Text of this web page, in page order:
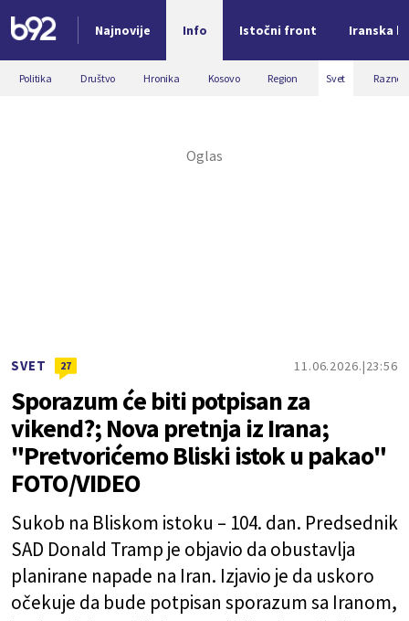
Najnovije Info Istočni front Iranska
Nova vest
Politika Društvo Hronika Kosovo Region Svet Razno
SVET 27 11.06.2026. 23:56
Sporazum će biti potpisan za
vikend?; Nova pretnja iz Irana;
"Pretvorićemo Bliski istok u pakao"
FOTO/VIDEO
Sukob na Bliskom istoku – 104. dan. Predsednik
SAD Donald Tramp je objavio da obustavlja
planirane napade na Iran. Izjavio je da uskoro
očekuje da bude potpisan sporazum sa Iranom,